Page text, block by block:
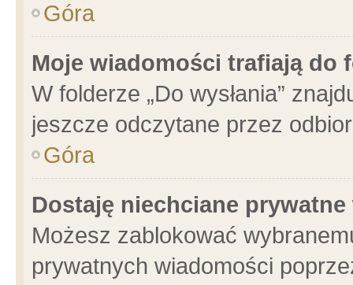
Góra
Moje wiadomości trafiają do
W folderze „Do wysłania”
jeszcze odczytane przez
Góra
Dostaję niechciane
Możesz zablokować
prywatnych wiadomości